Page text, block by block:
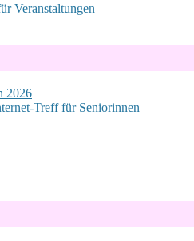
Veranstaltungen
2026
Treff für Seniorinnen